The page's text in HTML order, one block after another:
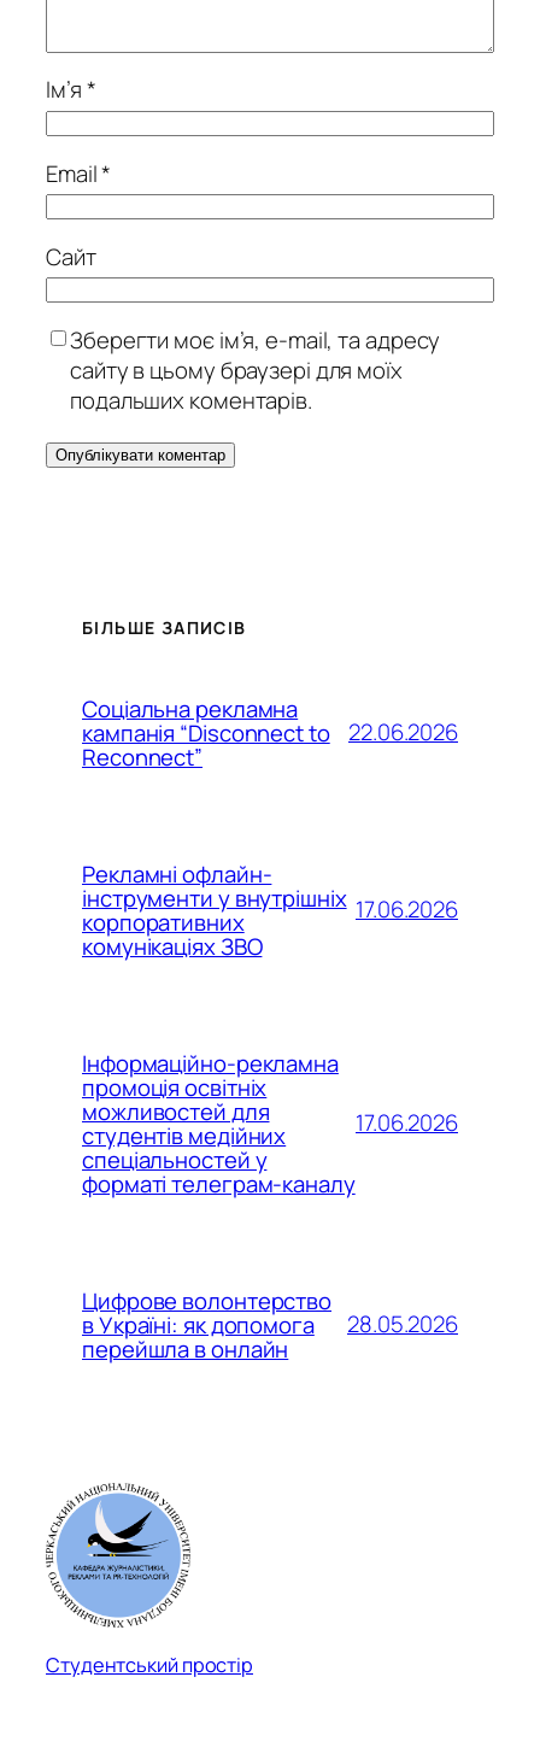
Ім’я*
Email*
Сайт
Зберегти моє ім’я, e-mail, та адресу
сайту в цьому браузері для моїх
подальших коментарів.
БІЛЬШЕ ЗАПИСІВ
Соціальна рекламна
кампанія “Disconnect to
Reconnect”
22.06.2026
Рекламні офлайн-
інструменти у внутрішніх
корпоративних
комунікаціях ЗВО
17.06.2026
Інформаційно-рекламна
промоція освітніх
можливостей для
студентів медійних
спеціальностей у
форматі телеграм-каналу
17.06.2026
Цифрове волонтерство
в Україні: як допомога
перейшла в онлайн
28.05.2026
Студентський простір